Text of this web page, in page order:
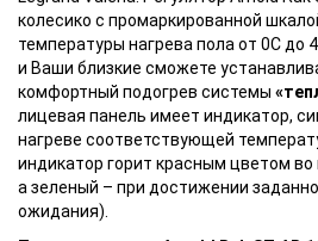
колесико с промаркированной
температуры нагрева пола от 0С до
и Ваши близкие сможете
комфортный подогрев системы
лицевая панель имеет индикатор,
нагреве соответствующей
индикатор горит красным цветом во
а зеленый – при достижении
ожидания).